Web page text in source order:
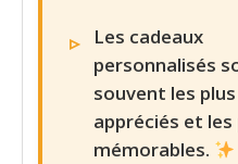
Les cadeaux
personnalisés
souvent les plus
appréciés et les
mémorables.